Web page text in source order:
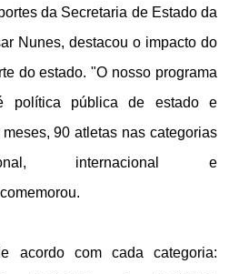
da Secretaria de Estado da
Nunes, destacou o impacto do
do estado. "O nosso programa
política pública de estado e
90 atletas nas categorias
internacional e
acordo com cada categoria: